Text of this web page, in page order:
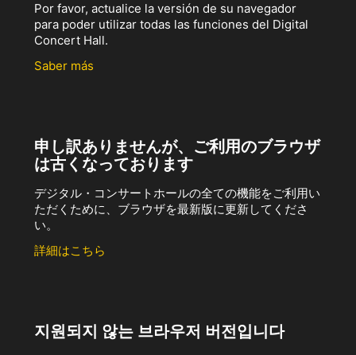
Por favor, actualice la versión de su navegador
para poder utilizar todas las funciones del Digital
Concert Hall.
Saber más
申し訳ありませんが、ご利用のブラウザ
は古くなっております
デジタル・コンサートホールの全ての機能をご利用い
ただくために、ブラウザを最新版に更新してくださ
い。
詳細はこちら
지원되지 않는 브라우저 버전입니다